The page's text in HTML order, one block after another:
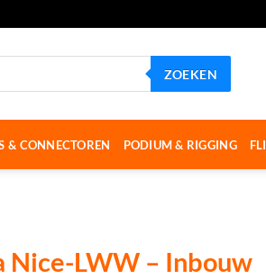
ZOEKEN
& CONNECTOREN PODIUM & RIGGING
Nice-LWW – Inbouw